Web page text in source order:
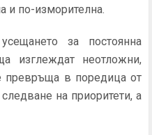
и по-изморителна.
за постоянна
изглеждат неотложни,
превръща в поредица от
на приоритети, а